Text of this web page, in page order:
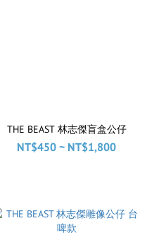
THE BEAST 林志傑盲盒公仔
NT$450 ~ NT$1,800